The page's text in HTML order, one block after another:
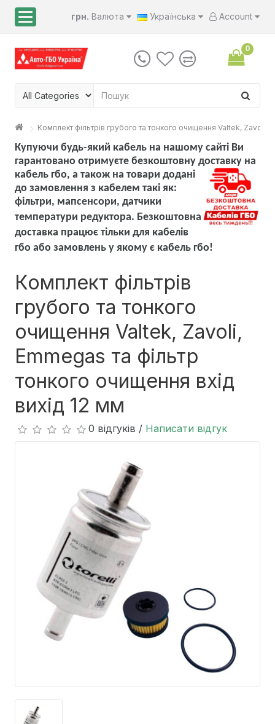
грн. Валюта Українська Account
0
Комплект фільтрів грубого та тонкого очищення Valtek, Zavoli,
Купуючи будь-який кабель на нашому сайті Ви
гарантовано отримуєте безкоштовну доставку на
кабель гбо, а також на товари додані
до замовлення з кабелем такі як:
фільтри, мапсенсори, датчики
температури редуктора. Безкоштовна
доставка працює тільки для кабелів
гбо або замовлень у якому є кабель гбо!
Комплект фільтрів
грубого та тонкого
очищення Valtek, Zavoli,
Emmegas та фільтр
тонкого очищення вхід
вихід 12 мм
0 відгуків / Написати відгук